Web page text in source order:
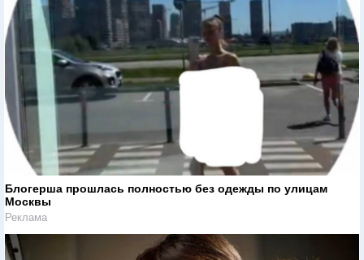
Блогерша прошлась полностью без одежды по улицам
Москвы
Реклама